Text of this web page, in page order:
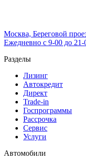
Москва, Береговой
Ежедневно с 9-00 до 21-
Разделы
Лизинг
Автокредит
Директ
Trade-in
Госпрограммы
Рассрочка
Сервис
Услуги
Автомобили